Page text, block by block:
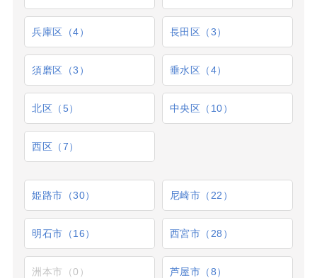
兵庫区（4） 長田区（3）
須磨区（3） 垂水区（4）
北区（5） 中央区（10）
西区（7）
姫路市（30） 尼崎市（22）
明石市（16） 西宮市（28）
洲本市（0） 芦屋市（8）